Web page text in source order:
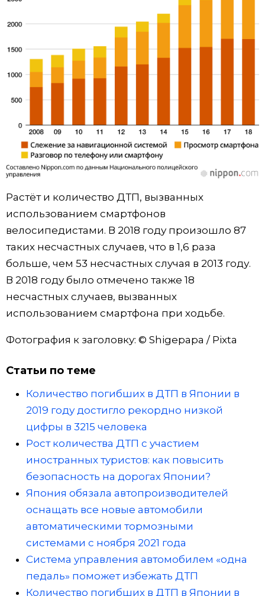
Растёт и количество ДТП, вызванных
использованием смартфонов
велосипедистами. В 2018 году произошло 87
таких несчастных случаев, что в 1,6 раза
больше, чем 53 несчастных случая в 2013 году.
В 2018 году было отмечено также 18
несчастных случаев, вызванных
использованием смартфона при ходьбе.
Фотография к заголовку: © Shigepapa / Pixta
Статьи по теме
Количество погибших в ДТП в Японии в
2019 году достигло рекордно низкой
цифры в 3215 человека
Рост количества ДТП с участием
иностранных туристов: как повысить
безопасность на дорогах Японии?
Япония обязала автопроизводителей
оснащать все новые автомобили
автоматическими тормозными
системами с ноября 2021 года
Система управления автомобилем «одна
педаль» поможет избежать ДТП
Количество погибших в ДТП в Японии в